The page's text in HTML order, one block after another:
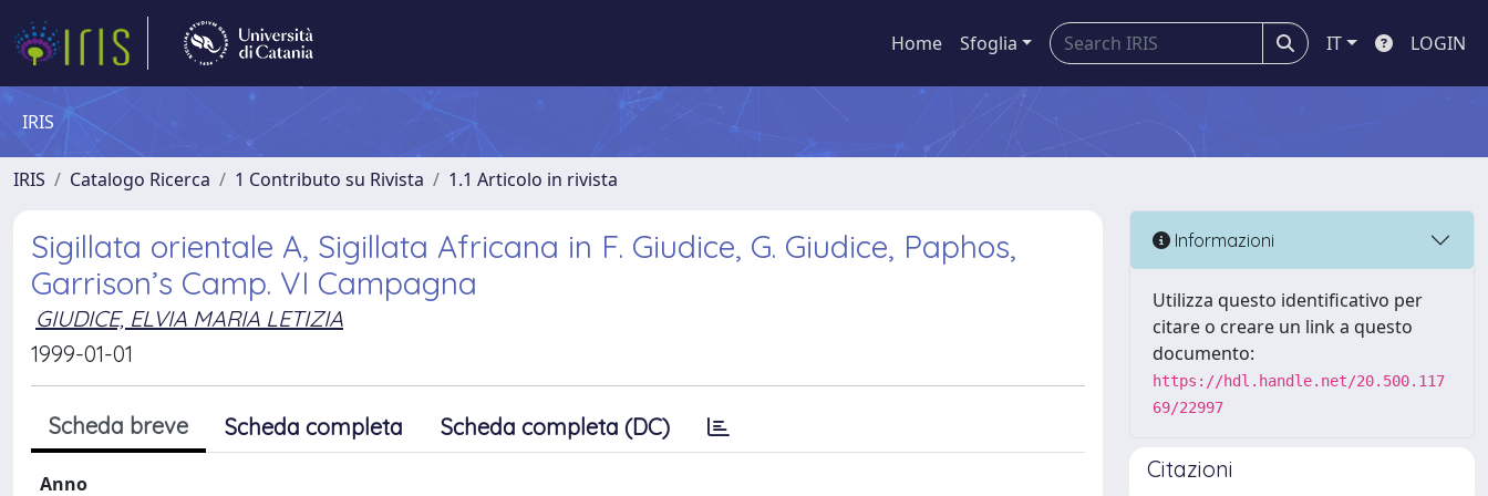
Home Sfoglia IT LOGIN
IRIS
IRIS Catalogo Ricerca 1 Contributo su Rivista 1.1 Articolo in rivista
Sigillata orientale A, Sigillata Africana in F. Giudice, G. Giudice, Paphos,
Garrison’s Camp. VI Campagna
GIUDICE, ELVIA MARIA LETIZIA
1999-01-01
Scheda breve Scheda completa Scheda completa (DC)
Anno
Informazioni
Utilizza questo identificativo per
citare o creare un link a questo
documento:
https://hdl.handle.net/20.500.117
69/22997
Citazioni